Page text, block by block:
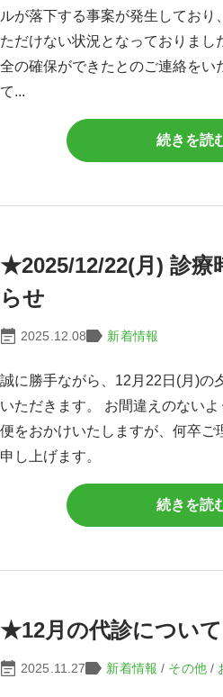
ルが落下する事案が発生しており
ただけない状況となっておりまし
全の確保ができたとのご連絡をい
て...
続きを読
★2025/12/22(月) 診療
らせ
2025.12.08 新着情報
誠に勝手ながら、12月22日(月)の
いただきます。 お間違えのない
便をおかけいたしますが、何卒ご
申し上げます。
続きを読
★12月の代診について
2025.11.27 新着情報 / その他/